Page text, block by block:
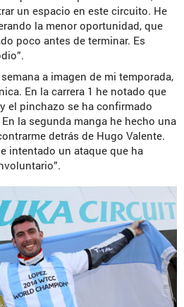
un espacio en este circuito. He
la menor oportunidad, que
poco antes de terminar. Es
a imagen de mi temporada,
En la carrera 1 he notado que
el pinchazo se ha confirmado
la segunda manga he hecho una
detrás de Hugo Valente.
intentado un ataque que ha